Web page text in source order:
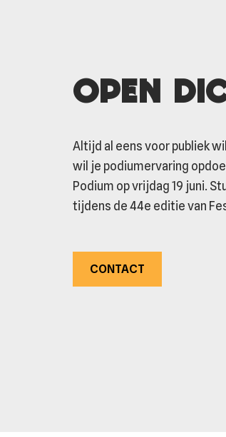
Open
Altijd al eens voor publiek
wil je podiumervaring
Podium op vrijdag 19 juni.
tijdens de 44e editie van
CONTACT